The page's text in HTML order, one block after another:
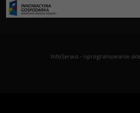
InfoSerwis- oprogramowanie